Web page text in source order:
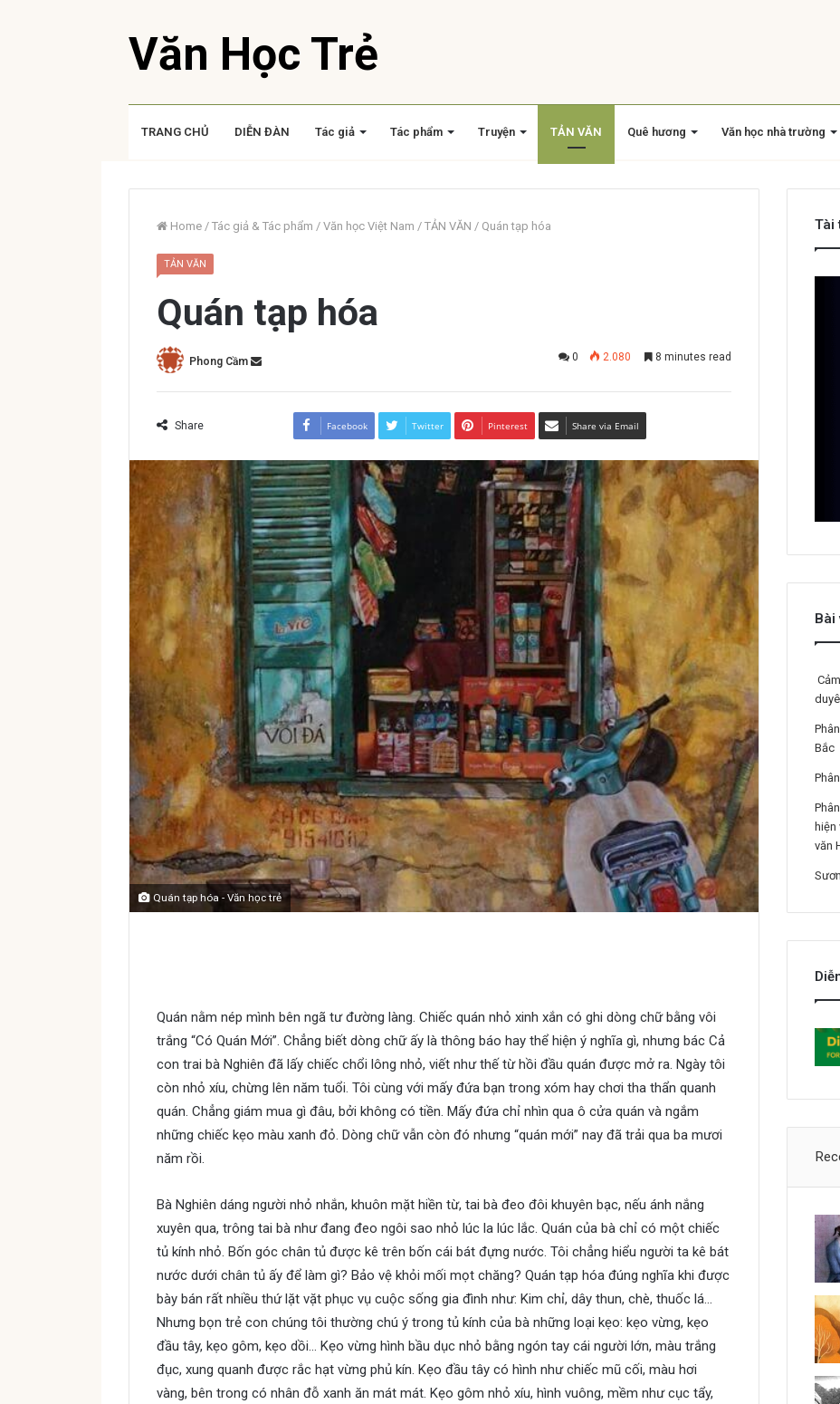
Văn Học Trẻ
TRANG CHỦ DIỄN ĐÀN Tác giả Tác phẩm Truyện TẢN VĂN Quê hương Văn học nhà trường
Home / Tác giả & Tác phẩm / Văn học Việt Nam / TẢN VĂN / Quán tạp hóa
TẢN VĂN
Quán tạp hóa
Phong Cầm 0 2.080 8 minutes read
Share Facebook Twitter Pinterest Share via Email
Quán tạp hóa - Văn học trẻ
Quán nằm nép mình bên ngã tư đường làng. Chiếc quán nhỏ xinh xắn có ghi dòng chữ bằng vôi
trắng “Có Quán Mới”. Chẳng biết dòng chữ ấy là thông báo hay thể hiện ý nghĩa gì, nhưng bác Cả
con trai bà Nghiên đã lấy chiếc chổi lông nhỏ, viết như thế từ hồi đầu quán được mở ra. Ngày tôi
còn nhỏ xíu, chừng lên năm tuổi. Tôi cùng với mấy đứa bạn trong xóm hay chơi tha thẩn quanh
quán. Chẳng giám mua gì đâu, bởi không có tiền. Mấy đứa chỉ nhìn qua ô cửa quán và ngắm
những chiếc kẹo màu xanh đỏ. Dòng chữ vẫn còn đó nhưng “quán mới” nay đã trải qua ba mươi
năm rồi.
Bà Nghiên dáng người nhỏ nhắn, khuôn mặt hiền từ, tai bà đeo đôi khuyên bạc, nếu ánh nắng
xuyên qua, trông tai bà như đang đeo ngôi sao nhỏ lúc la lúc lắc. Quán của bà chỉ có một chiếc
tủ kính nhỏ. Bốn góc chân tủ được kê trên bốn cái bát đựng nước. Tôi chẳng hiểu người ta kê bát
nước dưới chân tủ ấy để làm gì? Bảo vệ khỏi mối mọt chăng? Quán tạp hóa đúng nghĩa khi được
bày bán rất nhiều thứ lặt vặt phục vụ cuộc sống gia đình như: Kim chỉ, dây thun, chè, thuốc lá…
Nhưng bọn trẻ con chúng tôi thường chú ý trong tủ kính của bà những loại kẹo: kẹo vừng, kẹo
đầu tây, kẹo gôm, kẹo dồi… Kẹo vừng hình bầu dục nhỏ bằng ngón tay cái người lớn, màu trắng
đục, xung quanh được rắc hạt vừng phủ kín. Kẹo đầu tây có hình như chiếc mũ cối, màu hơi
vàng, bên trong có nhân đỗ xanh ăn mát mát. Kẹo gôm nhỏ xíu, hình vuông, mềm như cục tẩy,
Tài
Bài
Bắc
văn